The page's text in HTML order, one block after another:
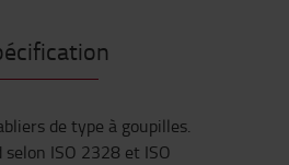
de type à goupilles.
ISO 2328 et ISO